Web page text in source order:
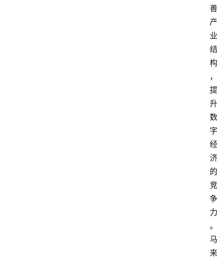
善
产
业
结
构
，
提
升
数
字
经
济
的
竞
争
力
。
马
来